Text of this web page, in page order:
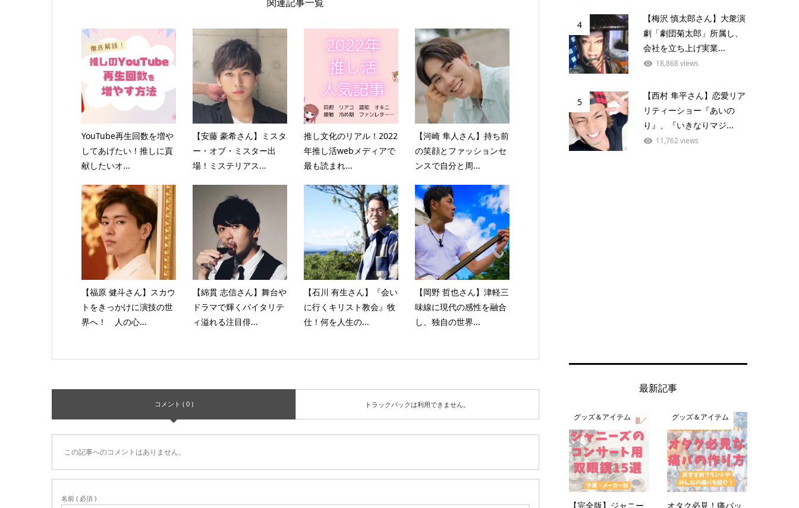
YouTube再生回数を増や
してあげたい！推しに貢
献したいオ...
【安藤 豪希さん】ミスタ
ー・オブ・ミスター出
場！ミステリアス...
推し文化のリアル！2022
年推し活webメディアで
最も読まれ...
【河崎 隼人さん】持ち前
の笑顔とファッションセ
ンスで自分と周...
【福原 健斗さん】スカウ
トをきっかけに演技の世
界へ！ 人の心...
【綿貫 志信さん】舞台や
ドラマで輝くバイタリテ
ィ溢れる注目俳...
【石川 有生さん】『会い
に行くキリスト教会』牧
仕！何を人生の...
【岡野 哲也さん】津軽三
味線に現代の感性を融合
し、独自の世界...
コメント ( 0 ) トラックバックは利用できません。
この記事へのコメントはありません。
名前 ( 必須 )
4
【梅沢 慎太郎さん】大衆演
劇「劇団菊太郎」所属し、
会社を立ち上げ実業...
18,868 views
5
【西村 隼平さん】恋愛リア
リティーショー『あいの
り』、『いきなりマジ...
11,762 views
最新記事
グッズ＆アイテム
【完全版】ジャニー
グッズ＆アイテム
オタク必見！痛バッ